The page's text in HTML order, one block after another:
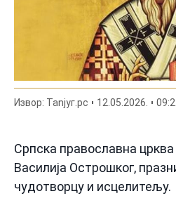
Извор: Таnjyг.рс 12.05.2026.
Српска православна
Василија Острошког,
чудотворцу и исцелитељу.